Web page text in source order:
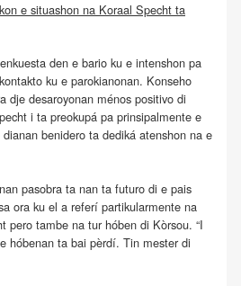
e situashon na Koraal Specht ta
den e bario ku e intenshon pa
ku e parokianonan. Konseho
dje desaroyonan ménos positivo di
i ta preokupá pa prinsipalmente e
benidero ta dediká atenshon na e
pasobra ta nan ta futuro di e pais
ora ku el a referí partikularmente na
pero tambe na tur hóben di Kòrsou. “I
hóbenan ta bai pèrdí. Tin mester di